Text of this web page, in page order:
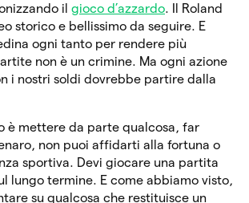
il gioco d’azzardo. Il Roland
storico e bellissimo da seguire. E
ogni tanto per rendere più
non è un crimine. Ma ogni azione
i nostri soldi dovrebbe partire dalla
è mettere da parte qualcosa, far
non puoi affidarti alla fortuna o
sportiva. Devi giocare una partita
lungo termine. E come abbiamo visto,
su qualcosa che restituisce un